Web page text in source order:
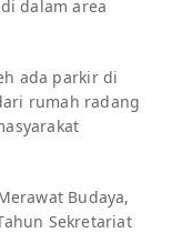
dalam area
ada parkir di
rumah radang
Budaya,
Sekretariat